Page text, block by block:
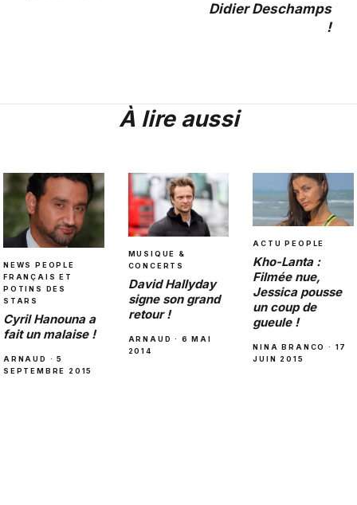
Didier Deschamps
!
À lire aussi
NEWS PEOPLE
FRANÇAIS ET
POTINS DES
STARS
Cyril Hanouna a
fait un malaise !
ARNAUD · 5
SEPTEMBRE 2015
MUSIQUE &
CONCERTS
David Hallyday
signe son grand
retour !
ARNAUD · 6 MAI
2014
ACTU PEOPLE
Kho-Lanta :
Filmée nue,
Jessica pousse
un coup de
gueule !
NINA BRANCO · 17
JUIN 2015